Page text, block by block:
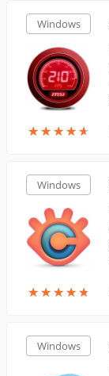
Windows
★★★★★
★★★★★
Windows
★★★★★
★★★★★
Windows